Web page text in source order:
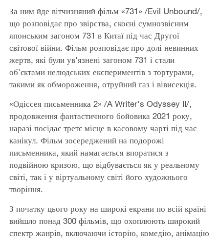
За ним йде вітчизняний фільм «731» /Evil Unbound/,
що розповідає про звірства, скоєні сумнозвісним
японським загоном 731 в Китаї під час Другої
світової війни. Фільм розповідає про долі невинних
жертв, які були ув'язнені загоном 731 і стали
об'єктами нелюдських експериментів з тортурами,
такими як обмороження, отруйний газ і вівисекція.
«Одіссея письменника 2» /A Writer's Odyssey II/,
продовження фантастичного бойовика 2021 року,
наразі посідає третє місце в касовому чарті під час
канікул. Фільм зосереджений на подорожі
письменника, який намагається впоратися з
подвійною кризою, що відбувається як у реальному
світі, так і у віртуальному світі його художнього
творіння.
З початку цього року на широкі екрани по всій країні
вийшло понад 300 фільмів, що охоплюють широкий
спектр жанрів, включаючи історію, комедію, анімацію